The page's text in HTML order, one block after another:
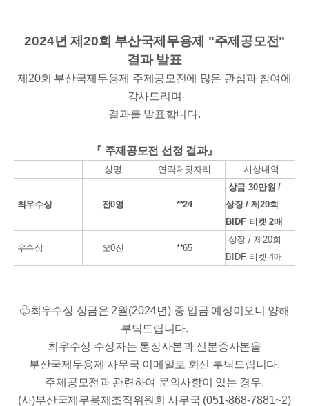
2024년 제 20회 부산국제무용제 "주제공모전"
결과 발표
제 20회 부산국제무용제 주제공모전에 많은 관심과 참여에
감사드리며
결과를 발표합니다.
『 주제공모전 선정 결과』
성명 연락처뒷자리 시상내역
최우수상 전0영 **24
상금 30만원 /
상장/제 20회
BIDF 티켓2매
우수상 오0진 **65
상장 / 제20회
BIDF 티켓4매
♧최우수상 상금은 2월(2024년) 중 입금 예정이오니 양해
부탁드립니다.
최우수상 수상자는 통장사본과 신분증사본을
부산국제무용제 사무국 이메일로 회신 부탁드립니다.
주제공모전과 관련하여 문의사항이 있는 경우,
(사)부산국제무용제조직위원회 사무국 (051-868-7881~2)